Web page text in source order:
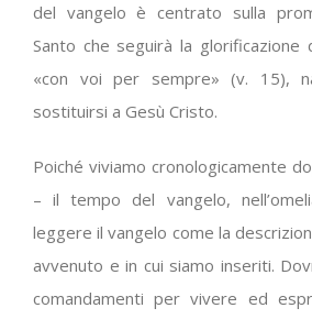
del vangelo è centrato sulla
Santo che seguirà la glorificazione
«con voi per sempre» (v. 15),
sostituirsi a Gesù Cristo.
Poiché viviamo cronologicamente
– il tempo del vangelo,
leggere il vangelo come la
avvenuto e in cui siamo inseriti.
comandamenti per vivere ed